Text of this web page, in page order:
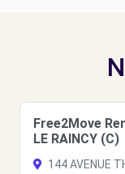
Free2Move
LE RAINCY (C)
144 AVENUE